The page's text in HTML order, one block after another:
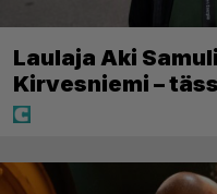
Laulaja Aki
Kirvesniemi –